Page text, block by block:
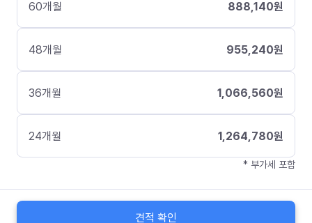
60개월 888,140원
48개월 955,240원
36개월 1,066,560원
24개월 1,264,780원
* 부가세 포함
견적 확인